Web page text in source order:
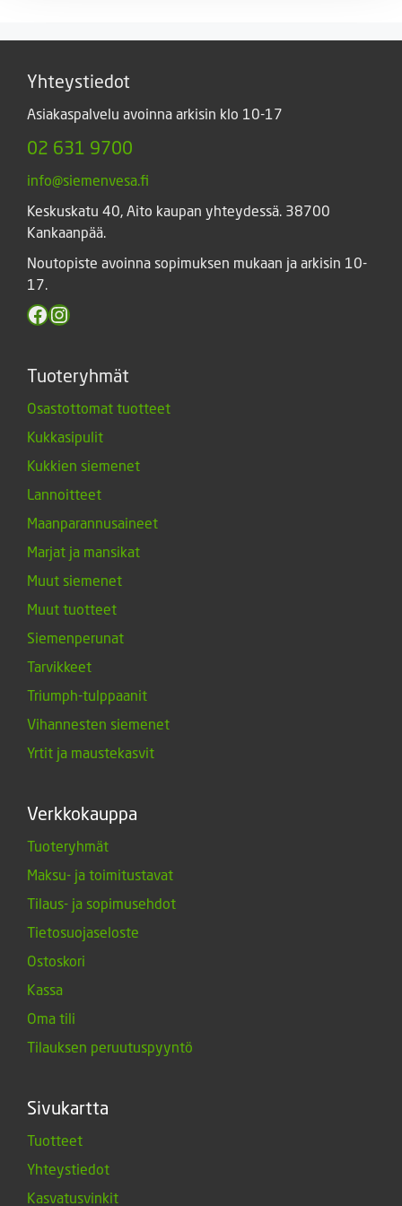
Yhteystiedot
Asiakaspalvelu avoinna arkisin klo 10-17
02 631 9700
info@siemenvesa.fi
Keskuskatu 40, Aito kaupan yhteydessä. 38700
Kankaanpää.
Noutopiste avoinna sopimuksen mukaan ja arkisin 10-
17.
Facebook
Instagram
Tuoteryhmät
Osastottomat tuotteet
Kukkasipulit
Kukkien siemenet
Lannoitteet
Maanparannusaineet
Marjat ja mansikat
Muut siemenet
Muut tuotteet
Siemenperunat
Tarvikkeet
Triumph-tulppaanit
Vihannesten siemenet
Yrtit ja maustekasvit
Verkkokauppa
Tuoteryhmät
Maksu- ja toimitustavat
Tilaus- ja sopimusehdot
Tietosuojaseloste
Ostoskori
Kassa
Oma tili
Tilauksen peruutuspyyntö
Sivukartta
Tuotteet
Yhteystiedot
Kasvatusvinkit